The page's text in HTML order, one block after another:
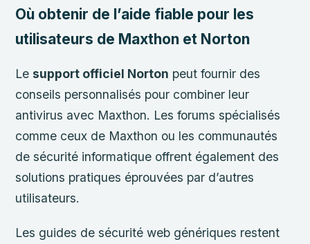
Où obtenir de l’aide fiable pour les
utilisateurs de Maxthon et Norton
Lesupport officiel Norton peut fournir des
conseils personnalisés pour combiner leur
antivirus avec Maxthon. Les forums spécialisés
comme ceux de Maxthon ou les communautés
de sécurité informatique offrent également des
solutions pratiques éprouvées par d’autres
utilisateurs.
Les guides de sécurité web génériques restent